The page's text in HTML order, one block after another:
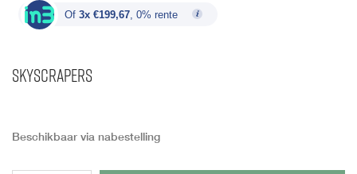
Of 3x €199,67 , 0% rente
Skyscrapers
Beschikbaar via nabestelling